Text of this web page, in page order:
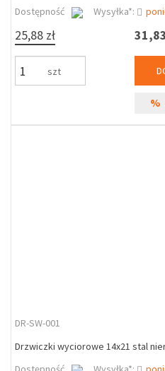
Dostępność
Wysyłka*:
25,88 zł
szt
%
DR-SW-001
Drzwiczki wyciorowe 14x21 stal